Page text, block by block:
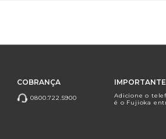
COBRANÇA
0800.722.5900
IMPORTANTE
Adicione o
é o Fujioka